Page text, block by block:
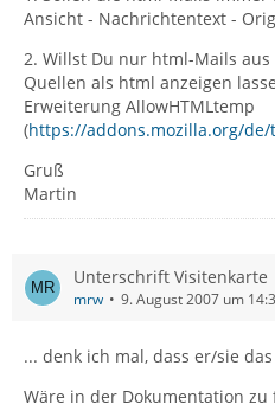
Ansicht - Nachrichtentext -
2. Willst Du nur html-Mails
Quellen als html anzeigen
Erweiterung AllowHTMLtemp
(https://addons.mozilla.org/
Gruß
Martin
Unterschrift Visitenkarte
mrw 9. August 2007 um
... denk ich mal, dass er/sie
Wäre in der Dokumentation